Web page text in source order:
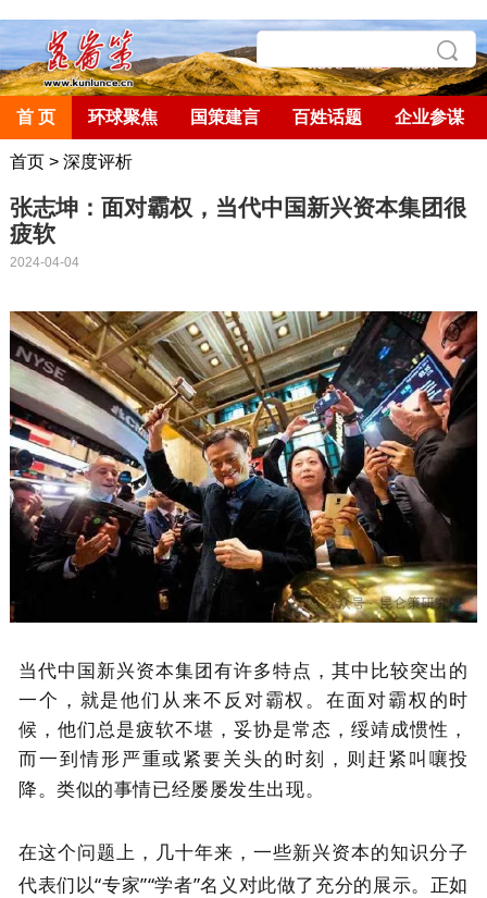
首 页 环球聚焦 国策建言 百姓话题 企业参谋
首页> 深度评析
张志坤：面对霸权，当代中国新兴资本集团很
疲软
2024-04-04
当代中国新兴资本集团有许多特点，其中比较突出的
一个，就是他们从来不反对霸权 。在面对霸权的时
候，他们总是疲软不堪，妥协是常态，绥靖成惯性，
而一到情形严重或紧要关头的时刻，则赶紧叫嚷投
降。类似的事情已经屡屡发生出现。
在这个问题上，几十年来，一些新兴资本的知识分子
代表们以“专家”“学者”名义对此做了充分的展示。正如